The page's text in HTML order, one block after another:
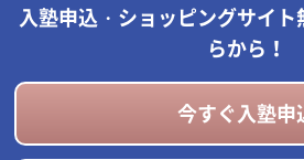
入塾申込・ショッピングサイ
らから！
今すぐ入塾申